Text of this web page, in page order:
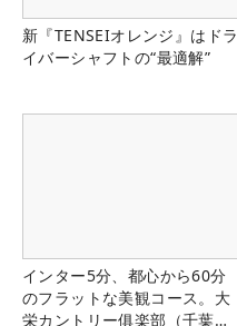
新『TENSEIオレンジ』はドラ
イバーシャフトの“最適解”
インター5分、都心から60分
のフラットな美観コース。大
栄カントリー俱楽部（千葉